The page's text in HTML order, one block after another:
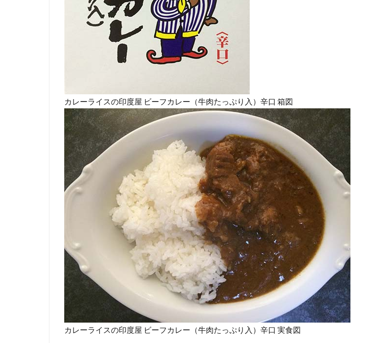
カレーライスの印度屋 ビーフカレー（牛肉たっぷり入）辛口 箱図
カレーライスの印度屋 ビーフカレー（牛肉たっぷり入）辛口 実食図